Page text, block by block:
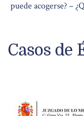
puede acogerse?–
Casos de